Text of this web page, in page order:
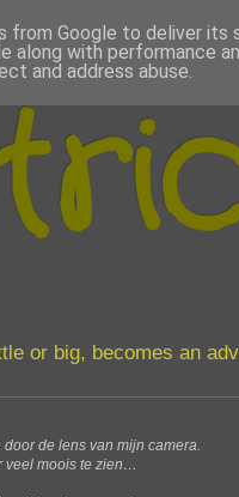
or big, becomes an
de lens van mijn camera.
veel moois te zien…
from Google to deliver its
along with performance
and address abuse.